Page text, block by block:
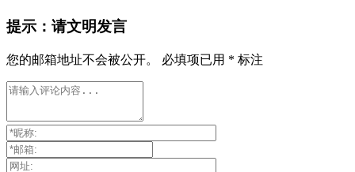
提示：请文明发言
您的邮箱地址不会被公开。 必填项已用 * 标注